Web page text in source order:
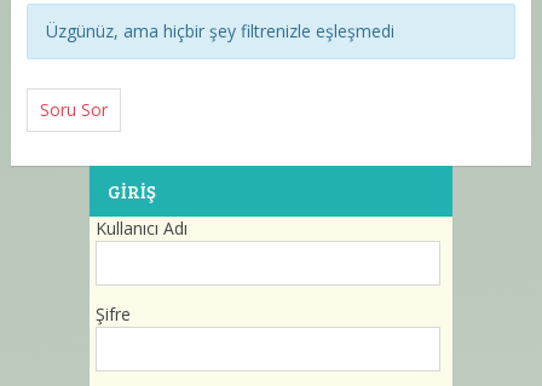
Üzgünüz, ama hiçbir şey filtrenizle eşleşmedi
Soru Sor
GIRIŞ
Kullanıcı Adı
Şifre